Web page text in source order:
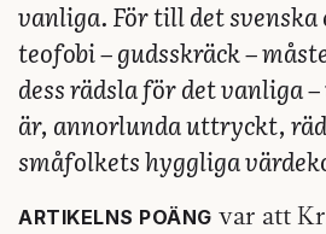
vanliga. För till det svenska
teofobi – gudsskräck –
dess rädsla för det vanliga
är, annorlunda uttryckt,
småfolkets hyggliga
ARTIKELNS POÄNG var att